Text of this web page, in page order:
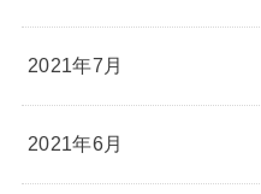
2021年7月
2021年6月